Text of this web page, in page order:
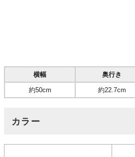
横幅 奥行き
約50cm 約22.7cm
カラー